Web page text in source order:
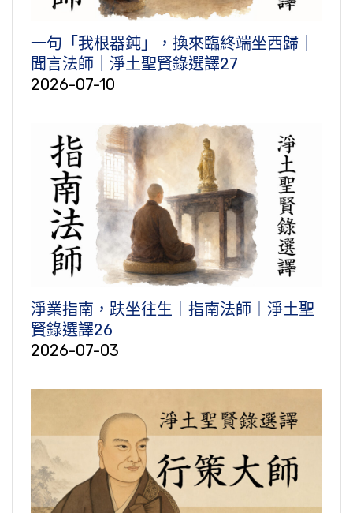
一句「我根器鈍」，換來臨終端坐西歸｜
聞言法師｜淨土聖賢錄選譯27
2026-07-10
淨業指南，趺坐往生｜指南法師｜淨土聖
賢錄選譯26
2026-07-03